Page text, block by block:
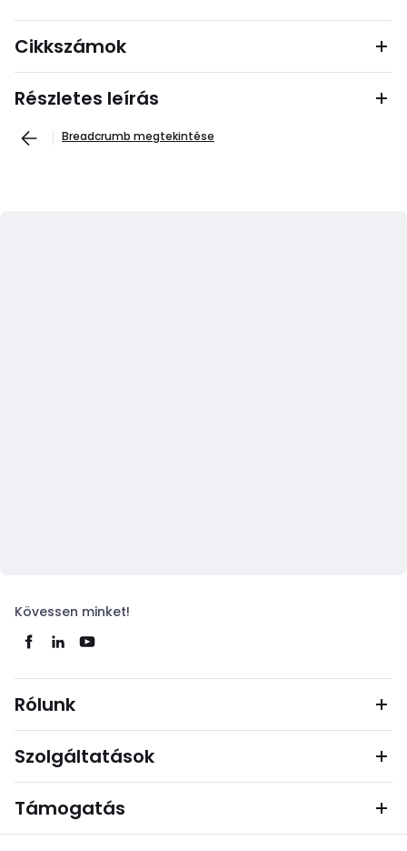
Cikkszámok
Részletes leírás
Breadcrumb megtekintése
Kövessen minket!
Rólunk
Szolgáltatások
Támogatás